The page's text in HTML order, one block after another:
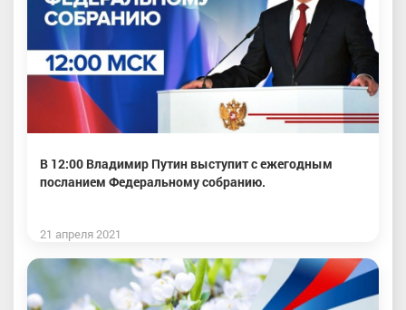
В 12:00 Владимир Путин выступит с ежегодным
посланием Федеральному собранию.
21 апреля 2021